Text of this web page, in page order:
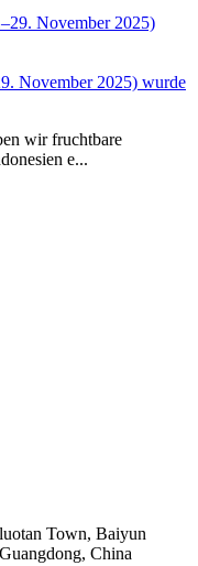
November 2025) wurde
wir fruchtbare
e...
Town, Baiyun
China